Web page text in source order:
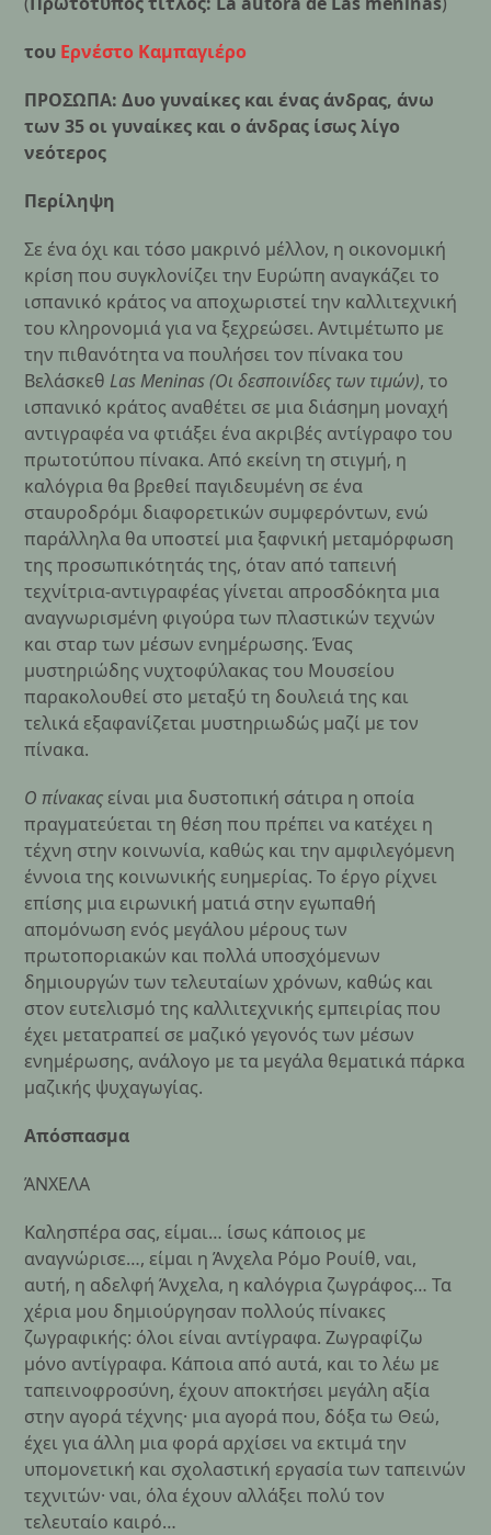
του Ερνέστο Καμπαγιέρο
ΠΡΟΣΩΠΑ: Δυο γυναίκες και ένας άνδρας, άνω
των 35 οι γυναίκες και ο άνδρας ίσως λίγο
νεότερος
Περίληψη
Σε ένα όχι και τόσο μακρινό μέλλον, η οικονομική
κρίση που συγκλονίζει την Ευρώπη αναγκάζει το
ισπανικό κράτος να αποχωριστεί την καλλιτεχνική
του κληρονομιά για να ξεχρεώσει. Αντιμέτωπο με
την πιθανότητα να πουλήσει τον πίνακα του
ΒελάσκεθLas Meninas (Οι δεσποινίδες των τιμών), το
ισπανικό κράτος αναθέτει σε μια διάσημη μοναχή
αντιγραφέα να φτιάξει ένα ακριβές αντίγραφο του
πρωτοτύπου πίνακα. Από εκείνη τη στιγμή, η
καλόγρια θα βρεθεί παγιδευμένη σε ένα
σταυροδρόμι διαφορετικών συμφερόντων, ενώ
παράλληλα θα υποστεί μια ξαφνική μεταμόρφωση
της προσωπικότητάς της, όταν από ταπεινή
τεχνίτρια-αντιγραφέας γίνεται απροσδόκητα μια
αναγνωρισμένη φιγούρα των πλαστικών τεχνών
και σταρ των μέσων ενημέρωσης. Ένας
μυστηριώδης νυχτοφύλακας του Μουσείου
παρακολουθεί στο μεταξύ τη δουλειά της και
τελικά εξαφανίζεται μυστηριωδώς μαζί με τον
πίνακα.
Ο πίνακαςείναι μια δυστοπική σάτιρα η οποία
πραγματεύεται τη θέση που πρέπει να κατέχει η
τέχνη στην κοινωνία, καθώς και την αμφιλεγόμενη
έννοια της κοινωνικής ευημερίας. Το έργο ρίχνει
επίσης μια ειρωνική ματιά στην εγωπαθή
απομόνωση ενός μεγάλου μέρους των
πρωτοποριακών και πολλά υποσχόμενων
δημιουργών των τελευταίων χρόνων, καθώς και
στον ευτελισμό της καλλιτεχνικής εμπειρίας που
έχει μετατραπεί σε μαζικό γεγονός των μέσων
ενημέρωσης, ανάλογο με τα μεγάλα θεματικά πάρκα
μαζικής ψυχαγωγίας.
Απόσπασμα
ΆΝΧΕΛΑ
Καλησπέρα σας, είμαι… ίσως κάποιος με
αναγνώρισε…, είμαι η Άνχελα Ρόμο Ρουίθ, ναι,
αυτή, η αδελφή Άνχελα, η καλόγρια ζωγράφος… Τα
χέρια μου δημιούργησαν πολλούς πίνακες
ζωγραφικής: όλοι είναι αντίγραφα. Ζωγραφίζω
μόνο αντίγραφα. Κάποια από αυτά, και το λέω με
ταπεινοφροσύνη, έχουν αποκτήσει μεγάλη αξία
στην αγορά τέχνης· μια αγορά που, δόξα τω Θεώ,
έχει για άλλη μια φορά αρχίσει να εκτιμά την
υπομονετική και σχολαστική εργασία των ταπεινών
τεχνιτών· ναι, όλα έχουν αλλάξει πολύ τον
τελευταίο καιρό…